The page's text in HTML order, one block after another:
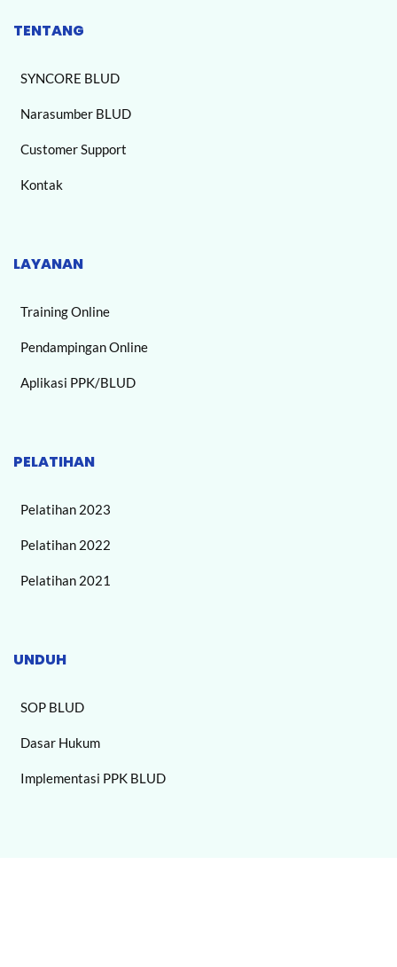
TENTANG
SYNCORE BLUD
Narasumber BLUD
Customer Support
Kontak
LAYANAN
Training Online
Pendampingan Online
Aplikasi PPK/BLUD
PELATIHAN
Pelatihan 2023
Pelatihan 2022
Pelatihan 2021
UNDUH
SOP BLUD
Dasar Hukum
Implementasi PPK BLUD